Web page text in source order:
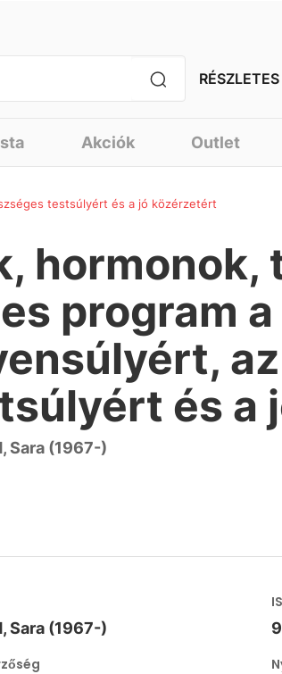
Akciók Outlet
testsúlyért és a jó közérzetért
hormonok,
program
és a
Sara (1967-)
Sara (1967-)